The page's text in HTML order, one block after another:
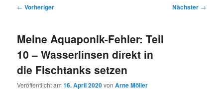
Beitragsnavigation
← Vorheriger Nächster →
Meine Aquaponik-Fehler: Teil
10 – Wasserlinsen direkt in
die Fischtanks setzen
Veröffentlicht am16. April 2020vonArne Möller